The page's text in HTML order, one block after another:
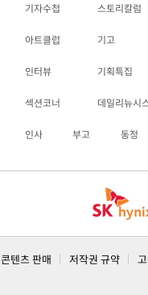
기자수첩 스토리칼럼
아트클럽 기고
인터뷰 기획특집
섹션코너 데일리뉴시
인사 부고 동정
콘텐츠 판매 저작권 규약